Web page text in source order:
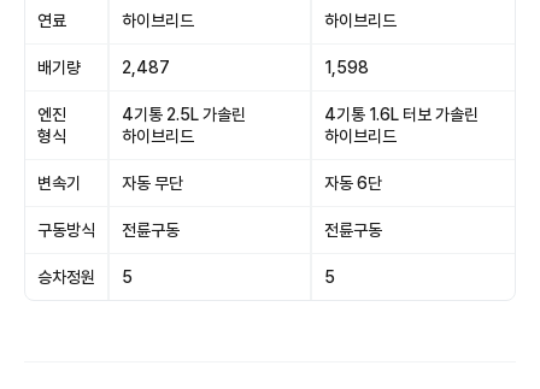
연료 하이브리드 하이브리드
배기량 2,487 1,598
엔진
형식
4기통 2.5L 가솔린
하이브리드
4기통 1.6L 터보 가솔린
하이브리드
변속기 자동 무단 자동 6단
구동방식 전륜구동 전륜구동
승차정원 5 5